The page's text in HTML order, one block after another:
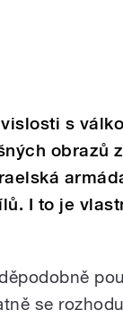
s
obrazů
I to je
se